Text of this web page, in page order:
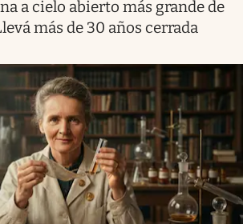
a cielo abierto más grande de
más de 30 años cerrada